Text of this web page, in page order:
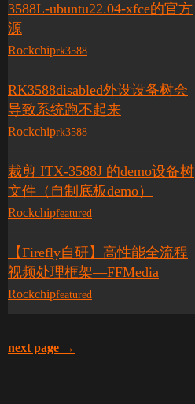
3588L-ubuntu22.04-xfce的官方
源
Rockchiprk3588
RK3588disabled外设设备树会
导致系统跑不起来
Rockchiprk3588
裁剪 ITX-3588J 的demo设备树
文件（自制底板demo）
Rockchipfeatured
【Firefly自研】高性能全流程
视频处理框架—FFMedia
Rockchipfeatured
next page →